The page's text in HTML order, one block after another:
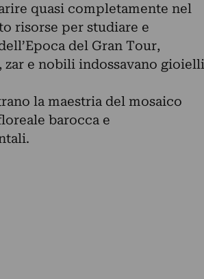
quasi completamente nel
risorse per studiare e
del Gran Tour,
e nobili indossavano gioielli
la maestria del mosaico
barocca e